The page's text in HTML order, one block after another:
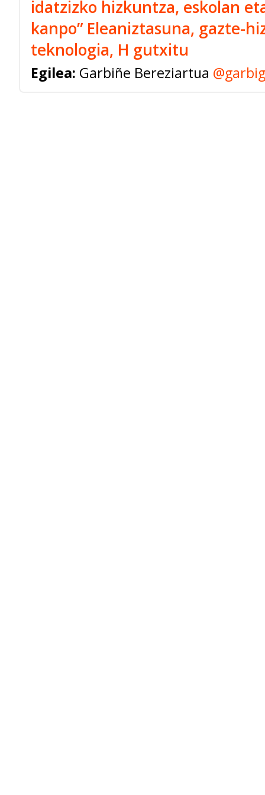
idatzizko hizkuntza, eskolan
kanpo” Eleaniztasuna, gazte-
teknologia, H gutxitu
Egilea: Garbiñe Bereziartua